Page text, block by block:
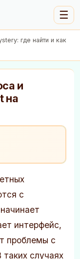
☰
где найти и как
и
на
с
интерфейс,
проблемы с
случаях